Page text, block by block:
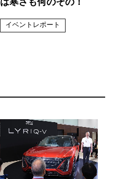
イベントレポート